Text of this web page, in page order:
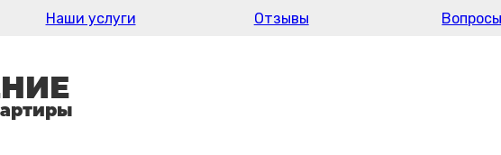
Наши услуги Отзывы Вопросы